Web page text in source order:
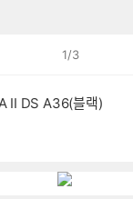
1/3
II DS A36(블랙)